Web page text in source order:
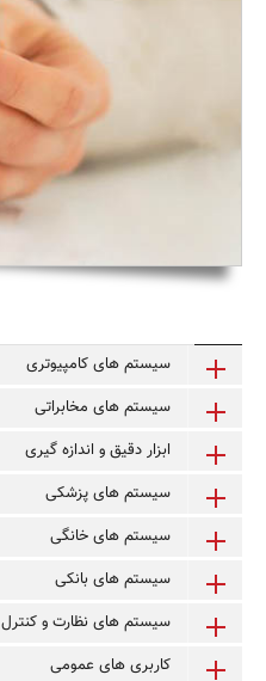
سیستم های کامپیوتری
سیستم های مخابراتی
ابزار دقیق و اندازه گیری
سیستم های پزشکی
سیستم های خانگی
سیستم های بانکی
سیستم های نظارت و کنترل
کاربری های عمومی